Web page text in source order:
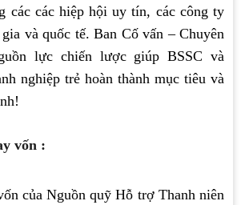
các các hiệp hội uy tín, các công ty
và quốc tế. Ban Cố vấn – Chuyên
lực chiến lược giúp BSSC và
nghiệp trẻ hoàn thành mục tiêu và
vốn :
của Nguồn quỹ Hỗ trợ Thanh niên